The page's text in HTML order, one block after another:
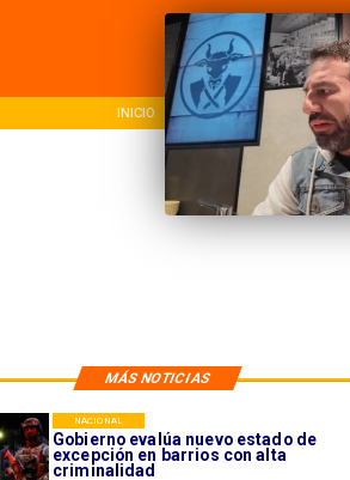
INICIO NACIONAL
MÁS NOTICIAS
Gobierno evalúa nuevo estado de
excepción en barrios con alta
criminalidad
NACIONAL